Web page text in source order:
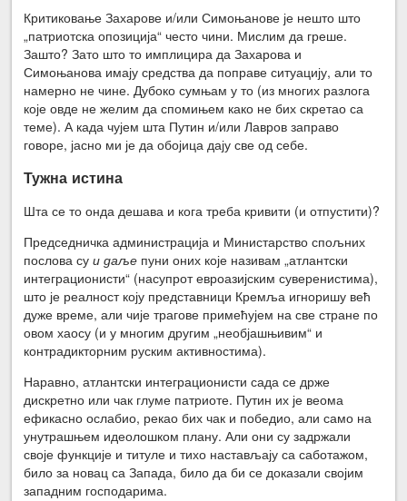
Критиковање Захарове и/или Симоњанове је нешто што
„патриотска опозиција“ често чини. Мислим да греше.
Зашто? Зато што то имплицира да Захарова и
Симоњанова имају средства да поправе ситуацију, али то
намерно не чине. Дубоко сумњам у то (из многих разлога
које овде не желим да спомињем како не бих скретао са
теме). А када чујем шта Путин и/или Лавров заправо
говоре, јасно ми је да обојица дају све од себе.
Тужна истина
Шта се то онда дешава и кога треба кривити (и отпустити)?
Председничка администрација и Министарство спољних
послова суи даље пуни оних које називам „атлантски
интеграционисти“ (насупрот евроазијским суверенистима),
што је реалност коју представници Кремља игноришу већ
дуже време, али чије трагове примећујем на све стране по
овом хаосу (и у многим другим „необјашњивим“ и
контрадикторним руским активностима).
Наравно, атлантски интеграционисти сада се држе
дискретно или чак глуме патриоте. Путин их је веома
ефикасно ослабио, рекао бих чак и победио, али само на
унутрашњем идеолошком плану. Али они су задржали
своје функције и титуле и тихо настављају са саботажом,
било за новац са Запада, било да би се доказали својим
западним господарима.